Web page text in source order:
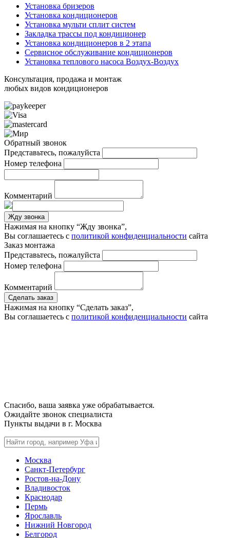
Установка бризеров
Установка кондиционеров
Установка мульти сплит систем
Закладка трассы под кондиционер
Установка кондиционеров в 2 этапа
Сервисное обслуживание кондиционеров
Установка теплового насоса Воздух-Воздух
Консультация, продажа и монтаж
любых видов кондиционеров
Обратный звонок
Представьтесь, пожалуйста
Номер телефона
Комментарий
Жду звонка
Нажимая на кнопку “Жду звонка”,
Вы соглашаетесь с политикой конфиденциальности сайта
Заказ монтажа
Представьтесь, пожалуйста
Номер телефона
Комментарий
Сделать заказ
Нажимая на кнопку “Сделать заказ”,
Вы соглашаетесь с политикой конфиденциальности сайта
Спасибо, ваша заявка уже обрабатывается.
Ожидайте звонок специалиста
Пункты выдачи в г. Москва
Москва
Санкт-Петербург
Ростов-на-Дону
Владивосток
Краснодар
Пермь
Ярославль
Нижний Новгород
Белгород